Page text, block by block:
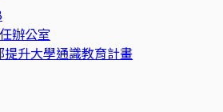
辦公室
提升大學通識教育計畫